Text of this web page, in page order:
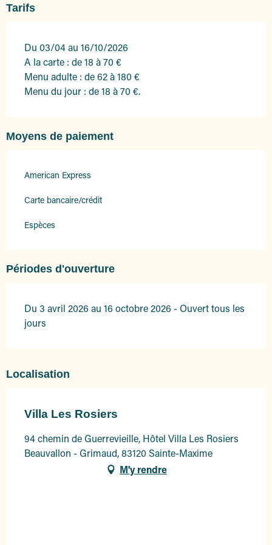
Tarifs
Du 03/04 au 16/10/2026
A la carte : de 18 à 70 €
Menu adulte : de 62 à 180 €
Menu du jour : de 18 à 70 €.
Moyens de paiement
American Express
Carte bancaire/crédit
Espèces
Périodes d'ouverture
Du 3 avril 2026 au 16 octobre 2026 - Ouvert tous les
jours
Localisation
Villa Les Rosiers
94 chemin de Guerrevieille, Hôtel Villa Les Rosiers
Beauvallon - Grimaud, 83120 Sainte-Maxime
M'y rendre